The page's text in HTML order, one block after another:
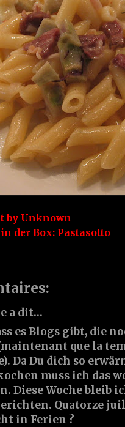
by Unknown
der Box: Pastasotto
a dit…
es Blogs gibt, die
que la
Da Du dich so
muss ich das
Diese Woche bleib
Quatorze
in Ferien ?